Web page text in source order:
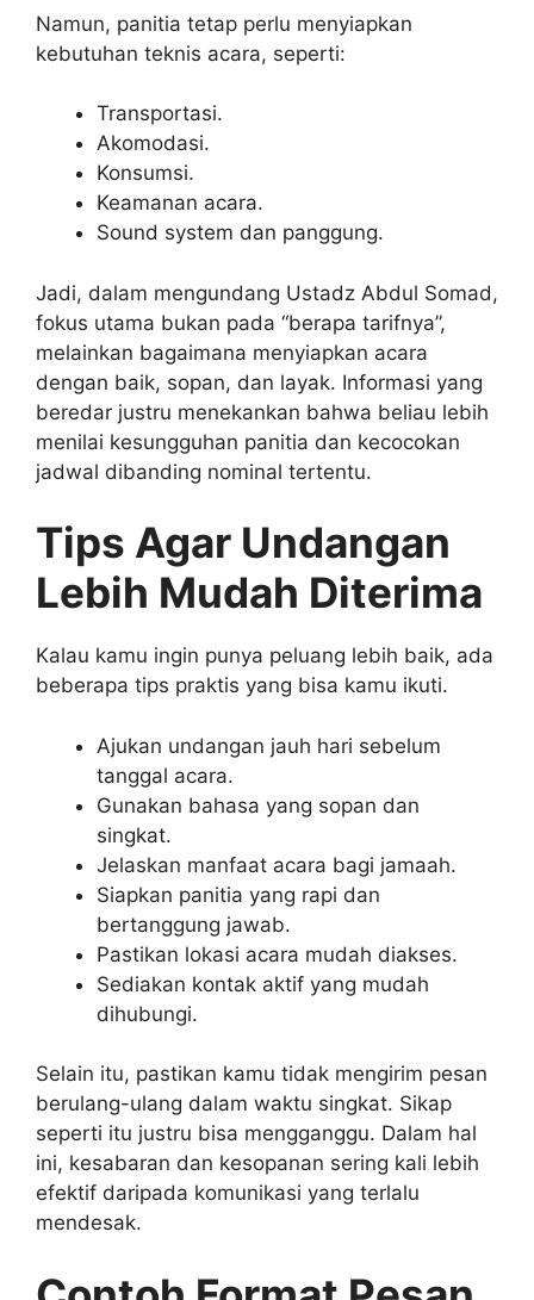
Namun, panitia tetap perlu menyiapkan
kebutuhan teknis acara, seperti:
Transportasi.
Akomodasi.
Konsumsi.
Keamanan acara.
Sound system dan panggung.
Jadi, dalam mengundang Ustadz Abdul Somad,
fokus utama bukan pada “berapa tarifnya”,
melainkan bagaimana menyiapkan acara
dengan baik, sopan, dan layak. Informasi yang
beredar justru menekankan bahwa beliau lebih
menilai kesungguhan panitia dan kecocokan
jadwal dibanding nominal tertentu.
Tips Agar Undangan
Lebih Mudah Diterima
Kalau kamu ingin punya peluang lebih baik, ada
beberapa tips praktis yang bisa kamu ikuti.
Ajukan undangan jauh hari sebelum
tanggal acara.
Gunakan bahasa yang sopan dan
singkat.
Jelaskan manfaat acara bagi jamaah.
Siapkan panitia yang rapi dan
bertanggung jawab.
Pastikan lokasi acara mudah diakses.
Sediakan kontak aktif yang mudah
dihubungi.
Selain itu, pastikan kamu tidak mengirim pesan
berulang-ulang dalam waktu singkat. Sikap
seperti itu justru bisa mengganggu. Dalam hal
ini, kesabaran dan kesopanan sering kali lebih
efektif daripada komunikasi yang terlalu
mendesak.